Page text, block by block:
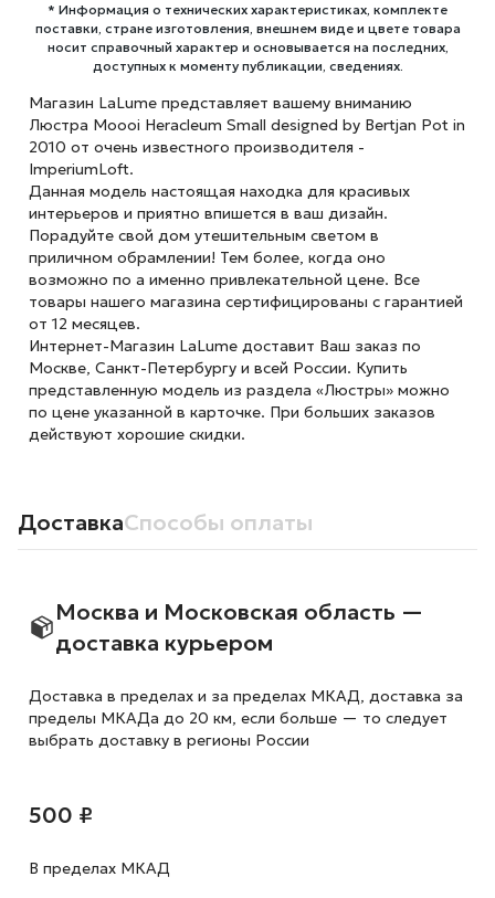
* Информация о технических характеристиках, комплекте
поставки, стране изготовления, внешнем виде и цвете товара
носит справочный характер и основывается на последних,
доступных к моменту публикации, сведениях.
Магазин LaLume представляет вашему вниманию
Люстра Moooi Heracleum Small designed by Bertjan Pot in
2010 от очень известного производителя -
ImperiumLoft.
Данная модель настоящая находка для красивых
интерьеров и приятно впишется в ваш дизайн.
Порадуйте свой дом утешительным светом в
приличном обрамлении! Тем более, когда оно
возможно по а именно привлекательной цене. Все
товары нашего магазина сертифицированы с гарантией
от 12 месяцев.
Интернет-Магазин LaLume доставит Ваш заказ по
Москве, Санкт-Петербургу и всей России. Купить
представленную модель из раздела «Люстры» можно
по цене указанной в карточке. При больших заказов
действуют хорошие скидки.
ДоставкаСпособы оплаты
Москва и Московская область —
доставка курьером
Доставка в пределах и за пределах МКАД, доставка за
пределы МКАДа до 20 км, если больше — то следует
выбрать доставку в регионы России
500 ₽
В пределах МКАД